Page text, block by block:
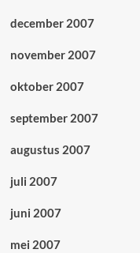
december 2007
november 2007
oktober 2007
september 2007
augustus 2007
juli 2007
juni 2007
mei 2007